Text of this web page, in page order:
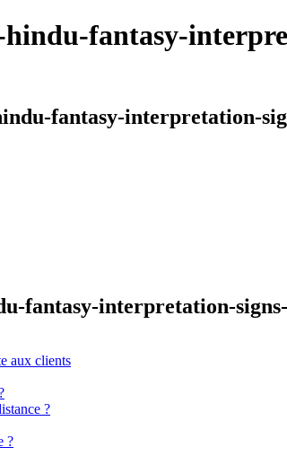
fantasy-
fantasy-interpretation-
fantasy-interpretation-
aux clients
?
?